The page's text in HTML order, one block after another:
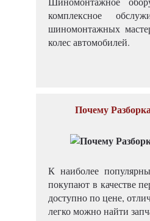
комплексное
шиномонтажных
колес автомобилей.
Почему
К наиболее
покупают в качестве
доступно по цене,
легко можно найти